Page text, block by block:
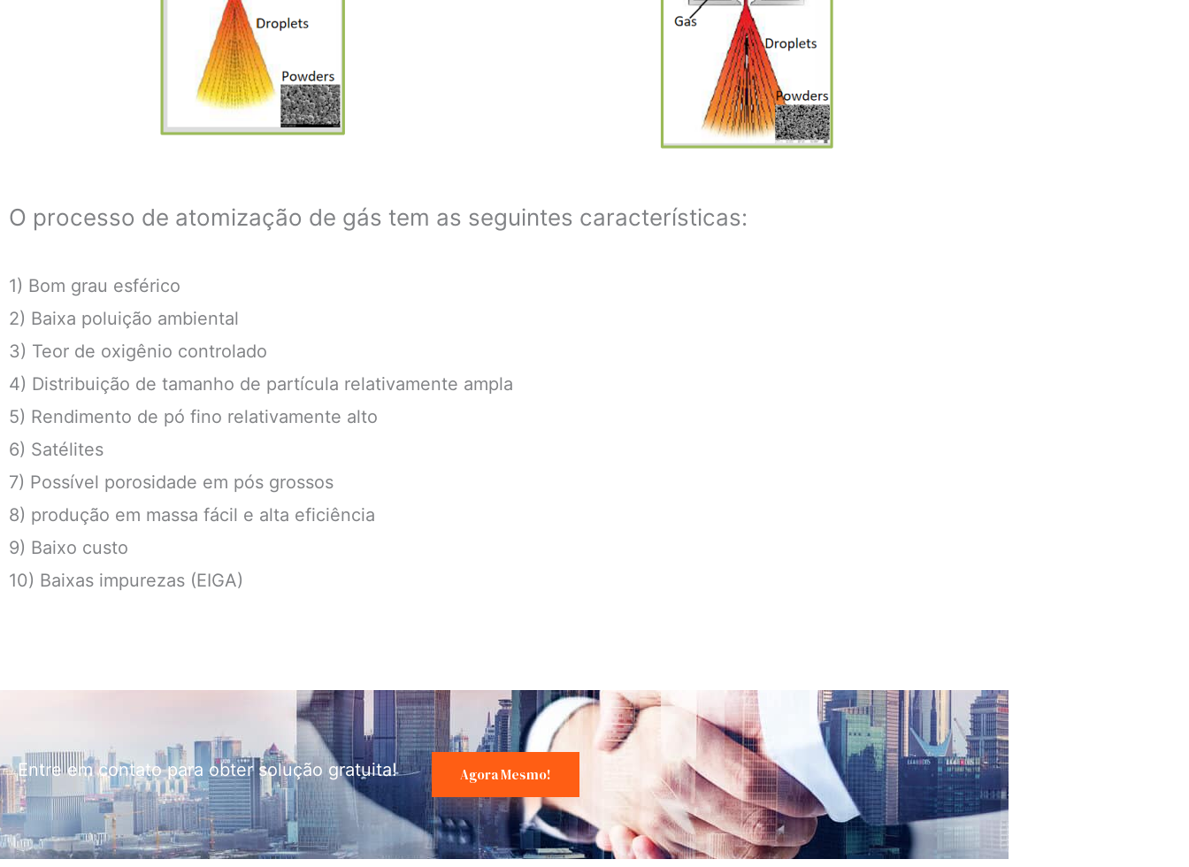
O processo de atomização de gás tem as seguintes características:
1) Bom grau esférico
2) Baixa poluição ambiental
3) Teor de oxigênio controlado
4) Distribuição de tamanho de partícula relativamente ampla
5) Rendimento de pó fino relativamente alto
6) Satélites
7) Possível porosidade em pós grossos
8) produção em massa fácil e alta eficiência
9) Baixo custo
10) Baixas impurezas (EIGA)
Entre em contato para obter solução gratuita! Agora Mesmo!